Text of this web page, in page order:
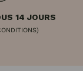
14 JOURS